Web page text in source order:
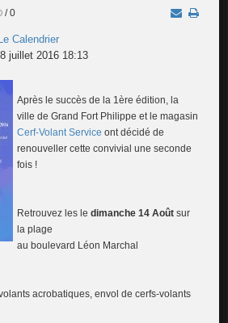
/ 0
Le Calendrier
juillet 2016 18:13
Après le succès de la 1ère édition, la
ville de Grand Fort Philippe et le magasin
Cerf-Volant Service ont décidé de
renouveller cette convivial une seconde
fois !
Retrouvez les le dimanche 14 Août sur
la plage
au boulevard Léon Marchal
acrobatiques, envol de cerfs-volants